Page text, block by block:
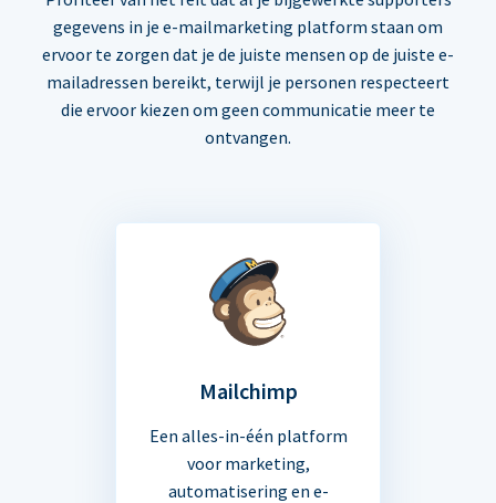
gegevens in je e-mailmarketing platform staan om
ervoor te zorgen dat je de juiste mensen op de juiste e-
mailadressen bereikt, terwijl je personen respecteert
die ervoor kiezen om geen communicatie meer te
ontvangen.
Mailchimp
Een alles-in-één platform
voor marketing,
automatisering en e-